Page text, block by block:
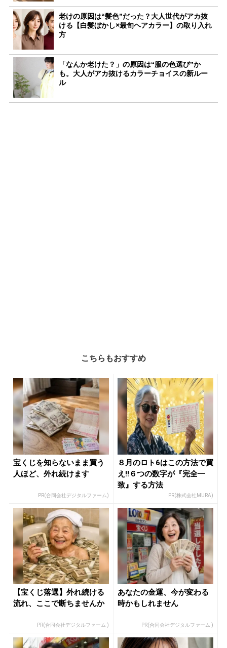
老けの原因は“髪色”だった？大人世代がアカ抜
ける【白髪ぼかし×最旬ヘアカラー】の取り入れ
方
「なんか老けた？」の原因は“服の色選び”か
も。大人がアカ抜けるカラーチョイスの新ルー
ル
こちらもおすすめ
宝くじを知らないまま買う
人ほど、外れ続けます
PR(合同会社デジタルファーム)
８月のロト6はこの方法で買
え!!６つの数字が『完全一
致』する方法
PR(株式会社MURA)
【宝くじ落選】外れ続ける
流れ、ここで断ちませんか
PR(合同会社デジタルファーム )
あなたの金運、今が変わる
時かもしれません
PR(合同会社デジタルファーム )